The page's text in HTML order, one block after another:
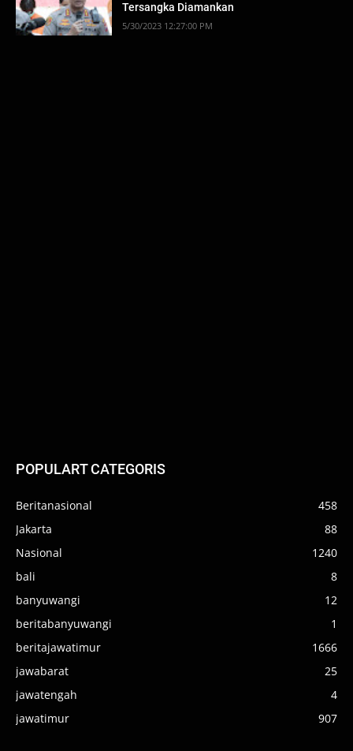
Tersangka Diamankan
5/30/2023 12:27:00 PM
POPULART CATEGORIS
Beritanasional
458
Jakarta
88
Nasional
1240
bali
8
banyuwangi
12
beritabanyuwangi
1
beritajawatimur
1666
jawabarat
25
jawatengah
4
jawatimur
907